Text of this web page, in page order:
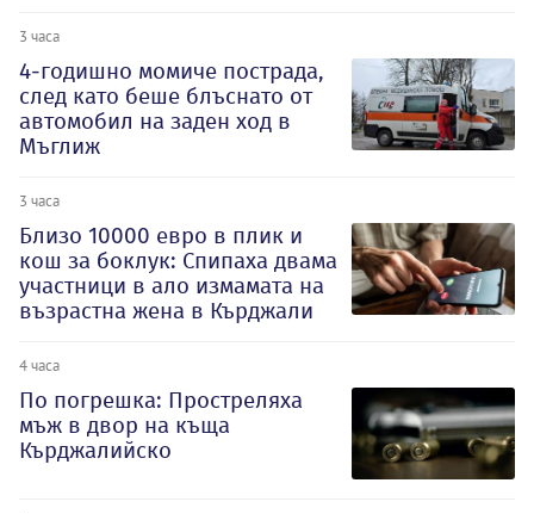
3 часа
4-годишно момиче пострада,
след като беше блъснато от
автомобил на заден ход в
Мъглиж
3 часа
Близо 10000 евро в плик и
кош за боклук: Спипаха двама
участници в ало измамата на
възрастна жена в Кърджали
4 часа
По погрешка: Простреляха
мъж в двор на къща
Кърджалийско